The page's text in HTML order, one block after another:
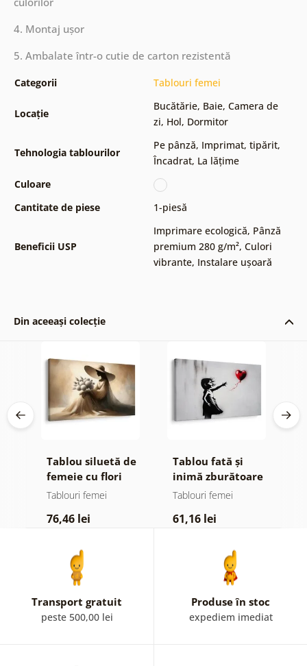
4. Montaj ușor
5. Ambalate într-o cutie de carton rezistentă
Categorii Tablouri femei
Locație
Bucătărie, Baie, Camera de
zi, Hol, Dormitor
Tehnologia tablourilor
Pe pânză, Imprimat, tipărit,
Încadrat, La lățime
Culoare
Cantitate de piese
1-piesă
Beneficii USP
Imprimare ecologică, Pânză
premium 280 g/m², Culori
vibrante, Instalare ușoară
Din aceeași colecție
Tablou siluetă de
femeie cu flori
Tablouri femei
76,46 lei
Tablou fată și
inimă zburătoare
Tablouri femei
61,16 lei
Transport gratuit
peste 500,00 lei
Produse în stoc
expediem imediat